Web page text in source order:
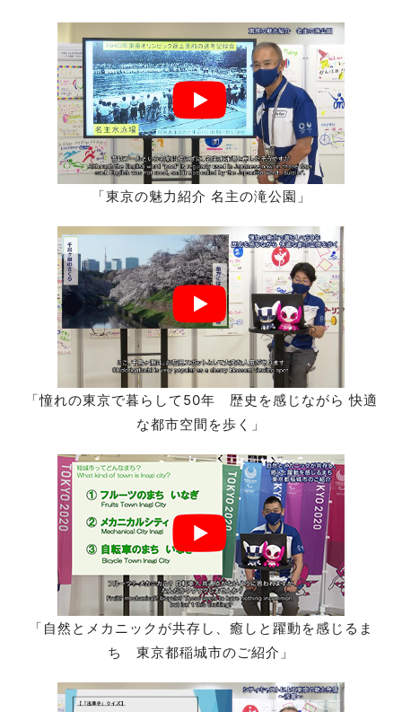
「東京の魅力紹介 名主の滝公園」
「憧れの東京で暮らして50年 歴史を感じながら 快適
な都市空間を歩く」
「自然とメカニックが共存し、癒しと躍動を感じるま
ち 東京都稲城市のご紹介」